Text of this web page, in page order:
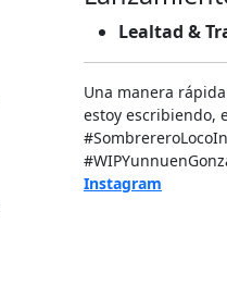
Lealtad &
Una manera
estoy escribiendo,
Instagram